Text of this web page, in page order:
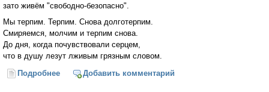
зато живём "свободно-безопасно".
Мы терпим. Терпим. Снова долготерпим.
Смиряемся, молчим и терпим снова.
До дня, когда почувствовали серцем,
что в душу лезут лживым грязным словом.
Подробнее о В безумном мире
Добавить комментарий